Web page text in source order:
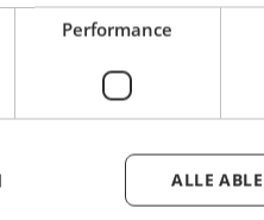
&
Performance
ALLE